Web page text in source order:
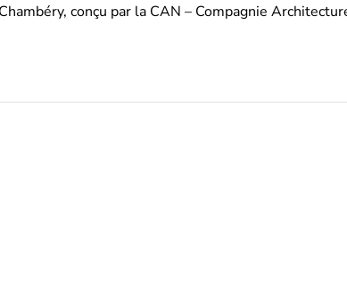
conçu par la CAN – Compagnie